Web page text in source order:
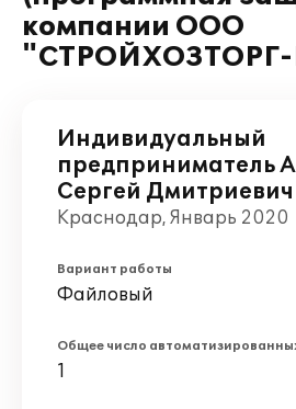
компании ООО
Индивидуальный
предприниматель
Сергей Дмитриевич
Краснодар, Январь 2020
Вариант работы
Файловый
Общее число
1